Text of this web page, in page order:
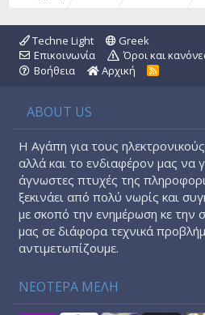
Techne Light
Greek
Επικοινωνία
Όροι και
Βοήθεια
Αρχική
R
ABOUT US
Η Αγάπη για τους
αλλά και το ενδιαφέρον μας να
άγνωστες πτυχές της
ξεκινάει από πολύ νωρίς και
με σκοπό την ενημέρωση κε την
μας σε διάφορα τεχνικά
αντιμετωπίζουμε.
ΝΕΟΤΕΡΑ ΜΕΛΗ